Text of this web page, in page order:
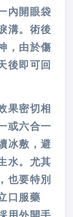
內開眼袋
溝。術後
，由於傷
後即可回
果密切相
或六合一
冰敷，避
水。尤其
也要特別
口服藥